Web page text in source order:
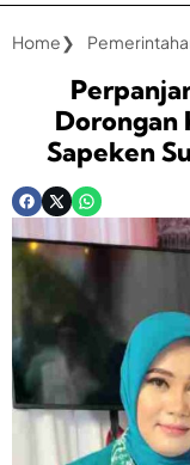
Home
Dorongan
Sapeken